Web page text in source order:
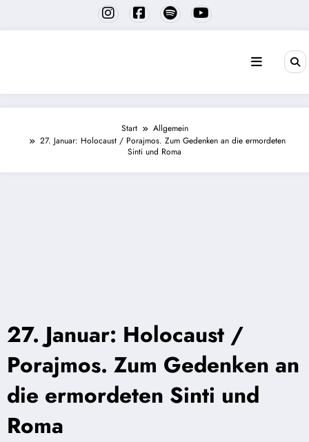
springen
Start
Allgemein
27. Januar: Holocaust / Porajmos. Zum Gedenken an die ermordeten
Sinti und Roma
27. Januar: Holocaust /
Porajmos. Zum Gedenken an
die ermordeten Sinti und
Roma